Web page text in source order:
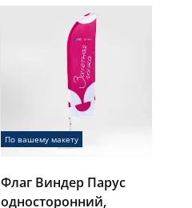
По вашему макету
Флаг Виндер Парус
односторонний,